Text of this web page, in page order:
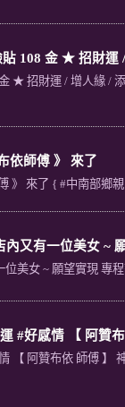
貼 108 金 ★ 招財
★ 招財運 / 增人緣 /
依師傅 》 來了
》 來了 { #中南部
內又有一位美女 ~
美女 ~ 願望實現 專
#好感情 【 阿贊
【 阿贊布依 師傅 】